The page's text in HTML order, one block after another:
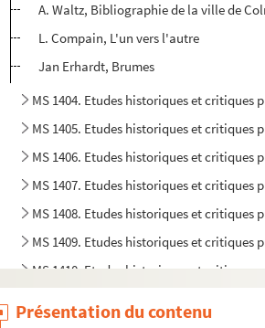
A. Waltz, Bibliographie de la ville de
L. Compain, L'un vers l'autre
Jan Erhardt, Brumes
MS 1404. Etudes historiques et
MS 1405. Etudes historiques et critiques
MS 1406. Etudes historiques et
MS 1407. Etudes historiques et
MS 1408. Etudes historiques et critiques
MS 1409. Etudes historiques et
MS 1410. Etudes historiques et critiques
Présentation du contenu